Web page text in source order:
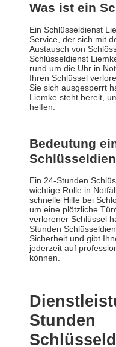
Was ist ein
Ein Schlüsseldienst
Service, der sich mit
Austausch von
Schlüsseldienst
rund um die Uhr in
Ihren Schlüssel
Sie sich ausgesperrt
Liemke steht bereit,
helfen.
Bedeutung
Ein 24-Stunden
wichtige Rolle in
schnelle Hilfe bei
um eine plötzliche
verlorener Schlüssel
Stunden
Sicherheit und gibt
jederzeit auf
können.
Stunden